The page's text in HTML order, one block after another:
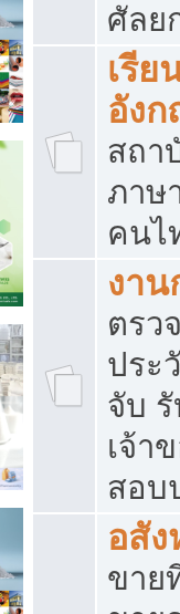
ศัลย
เรีย
อัง
สถา
ภาษ
คนไ
งา
ตรว
ประ
จับ
เจ้า
สอบ
อสั
ขาย